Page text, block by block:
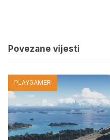
Povezane vijesti
PLAYGAMER